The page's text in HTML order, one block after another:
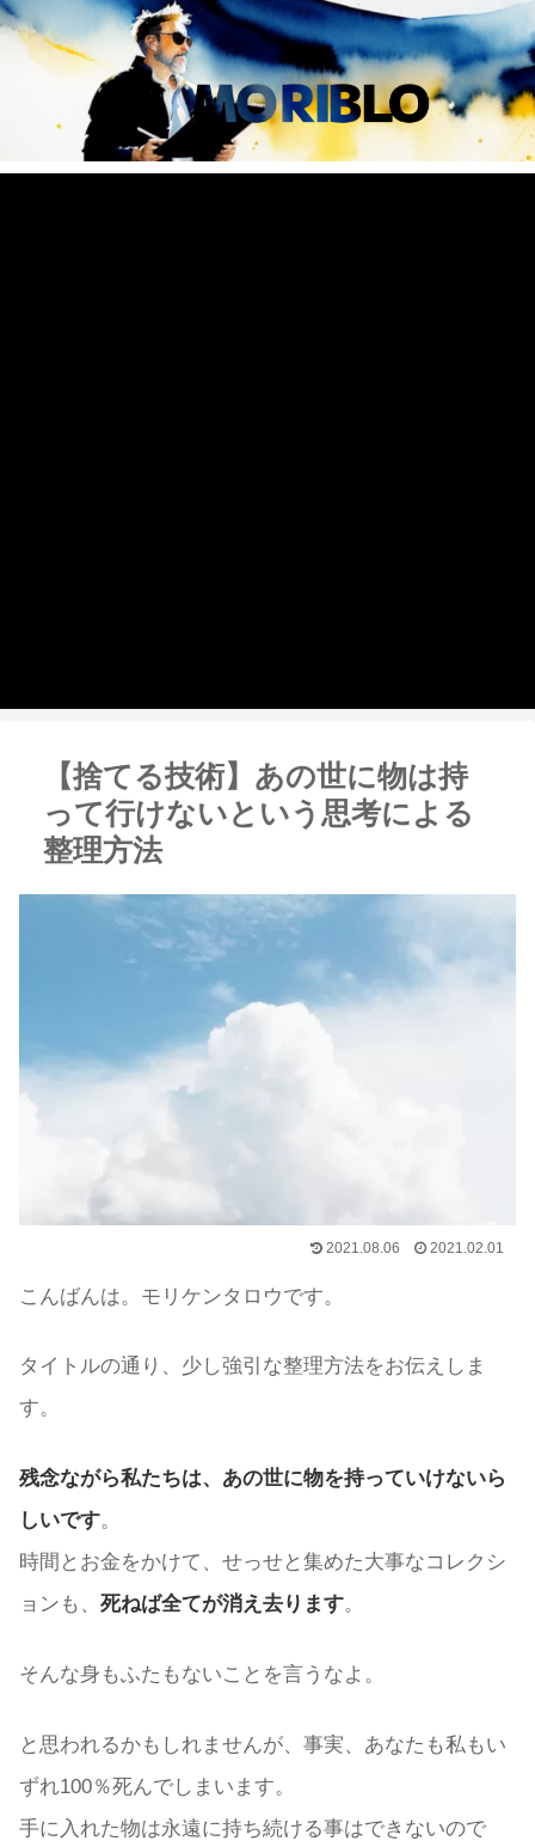
【捨てる技術】あの世に物は持
って行けないという思考による
整理方法
2021.08.06 2021.02.01
こんばんは。モリケンタロウです。
タイトルの通り、少し強引な整理方法をお伝えしま
す。
残念ながら私たちは、あの世に物を持っていけないら
しいです。
時間とお金をかけて、せっせと集めた大事なコレクシ
ョンも、 死ねば全てが消え去ります。
そんな身もふたもないことを言うなよ。
と思われるかもしれませんが、事実、あなたも私もい
ずれ100％死んでしまいます。
手に入れた物は永遠に持ち続ける事はできないので